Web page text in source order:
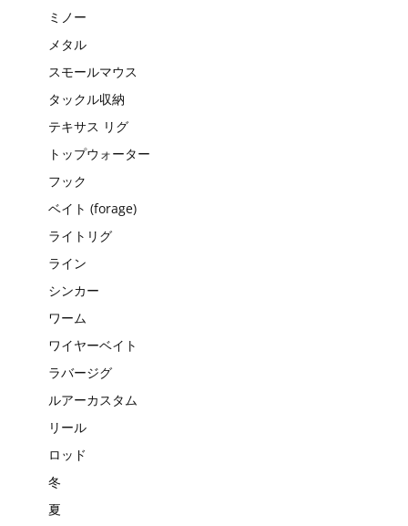
ミノー
メタル
スモールマウス
タックル収納
テキサス リグ
トップウォーター
フック
ベイト (forage)
ライトリグ
ライン
シンカー
ワーム
ワイヤーベイト
ラバージグ
ルアーカスタム
リール
ロッド
冬
夏